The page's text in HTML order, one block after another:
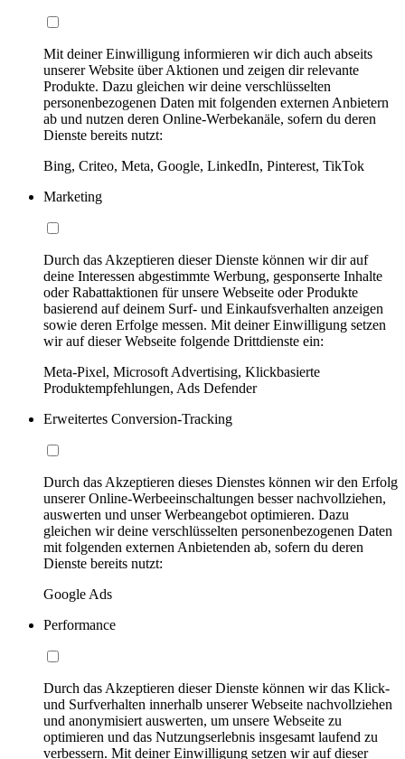
Mit deiner Einwilligung informieren wir dich auch abseits
unserer Website über Aktionen und zeigen dir relevante
Produkte. Dazu gleichen wir deine verschlüsselten
personenbezogenen Daten mit folgenden externen Anbietern
ab und nutzen deren Online-Werbekanäle, sofern du deren
Dienste bereits nutzt:
Bing, Criteo, Meta, Google, LinkedIn, Pinterest, TikTok
Marketing
Durch das Akzeptieren dieser Dienste können wir dir auf
deine Interessen abgestimmte Werbung, gesponserte Inhalte
oder Rabattaktionen für unsere Webseite oder Produkte
basierend auf deinem Surf- und Einkaufsverhalten anzeigen
sowie deren Erfolge messen. Mit deiner Einwilligung setzen
wir auf dieser Webseite folgende Drittdienste ein:
Meta-Pixel, Microsoft Advertising, Klickbasierte
Produktempfehlungen, Ads Defender
Erweitertes Conversion-Tracking
Durch das Akzeptieren dieses Dienstes können wir den Erfolg
unserer Online-Werbeeinschaltungen besser nachvollziehen,
auswerten und unser Werbeangebot optimieren. Dazu
gleichen wir deine verschlüsselten personenbezogenen Daten
mit folgenden externen Anbietenden ab, sofern du deren
Dienste bereits nutzt:
Google Ads
Performance
Durch das Akzeptieren dieser Dienste können wir das Klick-
und Surfverhalten innerhalb unserer Webseite nachvollziehen
und anonymisiert auswerten, um unsere Webseite zu
optimieren und das Nutzungserlebnis insgesamt laufend zu
verbessern. Mit deiner Einwilligung setzen wir auf dieser